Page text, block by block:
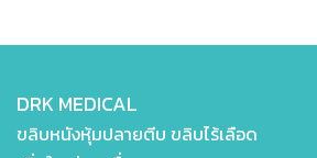
DRK MEDICAL
ขลิบหนังหุ้มปลายตีบ ขลิบไร้เลือด